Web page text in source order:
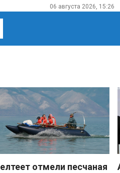
06 августа 2026, 15:26
отмели песчаная